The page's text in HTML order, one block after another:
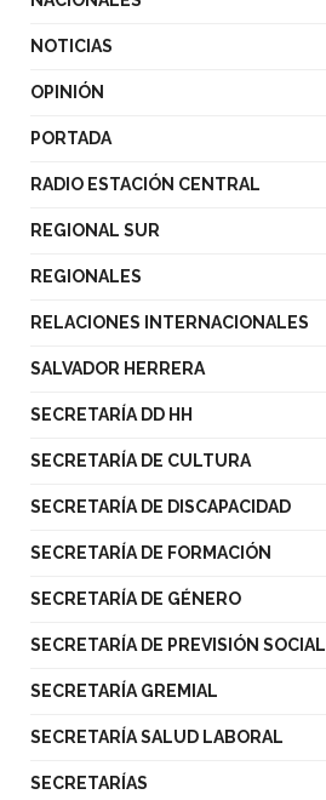
NOTICIAS
OPINIÓN
PORTADA
RADIO ESTACIÓN CENTRAL
REGIONAL SUR
REGIONALES
RELACIONES INTERNACIONALES
SALVADOR HERRERA
SECRETARÍA DD HH
SECRETARÍA DE CULTURA
SECRETARÍA DE DISCAPACIDAD
SECRETARÍA DE FORMACIÓN
SECRETARÍA DE GÉNERO
SECRETARÍA DE PREVISIÓN SOCIAL
SECRETARÍA GREMIAL
SECRETARÍA SALUD LABORAL
SECRETARÍAS